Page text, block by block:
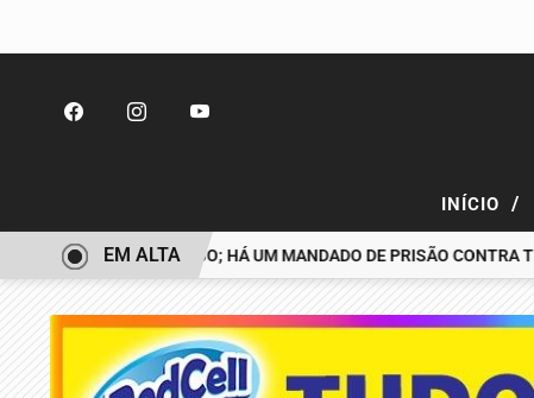
INÍCIO /
É PRESO; HÁ UM MANDADO DE PRISÃO CONTRA TIAGO
EM ALTA